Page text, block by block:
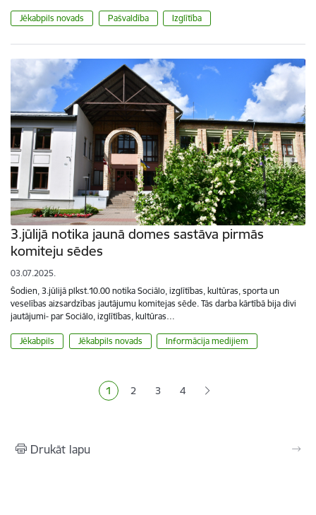
Jēkabpils novads Pašvaldība Izglītība
3.jūlijā notika jaunā domes sastāva pirmās
komiteju sēdes
03.07.2025.
Šodien, 3.jūlijā plkst.10.00 notika Sociālo, izglītības, kultūras, sporta un
veselības aizsardzības jautājumu komitejas sēde. Tās darba kārtībā bija divi
jautājumi- par Sociālo, izglītības, kultūras…
Jēkabpils Jēkabpils novads Informācija medijiem
Pašreizējā lapa
1 Lapa
2 Lapa
3 Lapa
4
Drukāt lapu